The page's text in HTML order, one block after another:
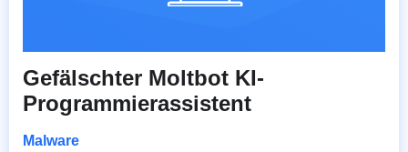
Gefälschter Moltbot KI-
Programmierassistent
Malware